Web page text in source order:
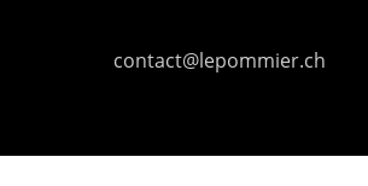
contact@lepommier.ch